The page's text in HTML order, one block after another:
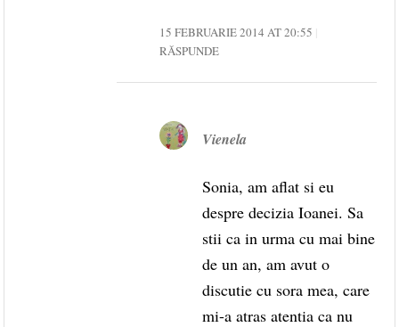
15 FEBRUARIE 2014 AT 20:55
RĂSPUNDE
Vienela
Sonia, am aflat si eu
despre decizia Ioanei. Sa
stii ca in urma cu mai bine
de un an, am avut o
discutie cu sora mea, care
mi-a atras atentia ca nu